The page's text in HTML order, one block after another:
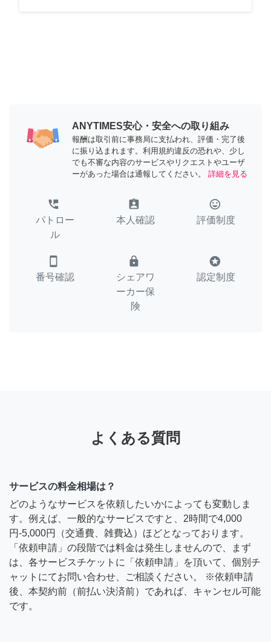
ANYTIMES安心・安全への取り組み
報酬は取引前に事務局に支払われ、評価・完了後
に振り込まれます。利用規約違反の恐れや、少し
でも不審な内容のサービスやリクエストやユーザ
ーがあった場合は通報してください。
詳細を見る
perm_phone_msg
パトロー
ル
assignment_ind
本人確認
tag_faces
評価制度
smartphone
番号確認
lock
シェアワ
ーカー保
険
stars
認定制度
よくある質問
サービスの料金相場は？
どのようなサービスを依頼したいかによっても変動しま
す。例えば、一般的なサービスですと、2時間で4,000
円-5,000円（交通費、雑費込）ほどとなっております。
「依頼申請」の段階では料金は発生しませんので、まず
は、各サービスチケットに「依頼申請」を頂いて、個別チ
ャットにてお問い合わせ、ご相談ください。 ※依頼申請
後、本契約前（前払い決済前）であれば、キャンセル可能
です。